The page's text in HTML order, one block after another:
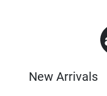
New Arrivals